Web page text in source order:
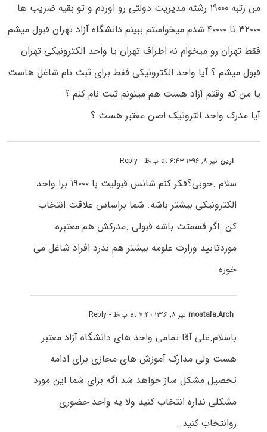
من رتبه ۱۹۰۰۰ رشته مدیریت دولتی رو اوردم و تو بقیه ضریب ها
۳۲۰۰۰ تا ۴۰۰۰۰ شدم میخواستم ببینم دانشگاه آزاد تهران قبول میشم
فقط تهران رو میخوام نه اطراف تهران یا واحد الکترونیکی تهران
قبول میشم ؟ آیا واحد الکترونیکی فقط برای ثبت نام شاغل هاست
یا من که وقتم آزاد هست هم میتونم ثبت نام کنم ؟
آیا مدرک واحد الترونیک اصن معتبر هست ؟
ارین تیر ۸, ۱۳۹۶ at ۶:۴۳ ب٫ظ - Reply
سلام .خوبی؟فکر کنم شانس قبولیت با ۱۹۰۰۰ برا واحد
الکترونیکی بیشتر باشه. شما براساس علاقت انتخاب
کن .اگر قسمتت باشه قبولی .مدرکش هم معتبره
موردتایید وزارت علومه.بیشتر هم بدرد افراد شاغل می
خوره
mostafa.Archتیر ۸, ۱۳۹۶ at ۷:۴۰ ب٫ظ - Reply
باسلام.علی آقا تمامی واحد های دانشگاه آزاد معتبر
هست ولی مدارک آموزش های مجازی برای ادامه
تحصیل مشکل ساز خواهد شد اگه برای شما این مورد
مشکلی نداره انتخاب کنید ولا یه واحد حضوری
روانتخاب کنید..